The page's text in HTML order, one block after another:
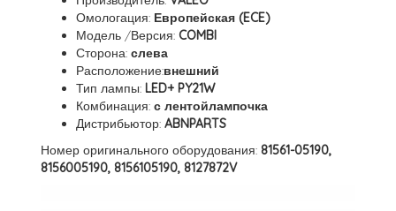
Омологация: Европейская (ECE)
Модель /Версия: COMBI
Сторона: слева
Расположение:внешний
Тип лампы: LED+ PY21W
Комбинация: с лентойлампочка
Дистрибьютор: ABNPARTS
Номер оригинального оборудования: 81561-05190,
8156005190, 8156105190, 8127872V